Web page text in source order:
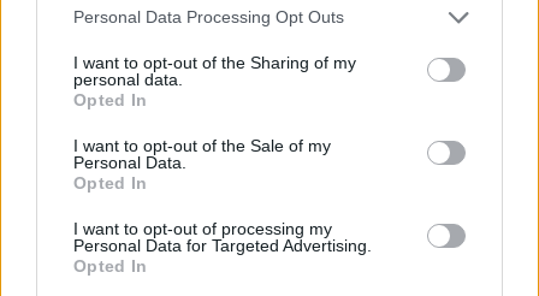
Please note that this website/app uses one or more Google
not limited to your visit or usage behaviour. You may click to
grant or deny consent to Google and its third-party tags to
use your data for below specified purposes in below Google
consent section.
Personal Data Processing Opt Outs
I want to opt-out of the Sharing of my
personal data.
Opted In
I want to opt-out of the Sale of my
Personal Data.
Opted In
I want to opt-out of processing my
Personal Data for Targeted Advertising.
Opted In
Η Τετάρτη σε βρίσκει αρκετά φορτωμένο φίλε μου
Λέοντα, καθώς η Σελήνη από τον Αιγόκερω αυξάνει
τις απαιτήσεις της καθημερινότητας και σε βάζει σε
διαδικασία να τρέξεις για δουλειές, υποχρεώσεις
και εκκρεμότητες που δεν παίρνουν άλλη αναβολή.
Το τετράγωνο της Σελήνης με τον Κρόνο από τον
επαγγελματικά σχέδια ή συνεννοήσεις που δεν
εξελίσσονται όπως θα ήθελες. Παράλληλα η